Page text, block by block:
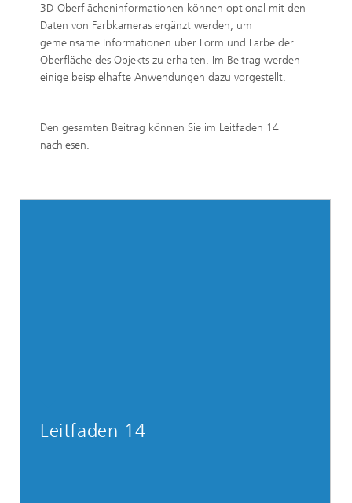
3D-Oberflächeninformationen können optional mit den
Daten von Farbkameras ergänzt werden, um
gemeinsame Informationen über Form und Farbe der
Oberfläche des Objekts zu erhalten. Im Beitrag werden
einige beispielhafte Anwendungen dazu vorgestellt.
Den gesamten Beitrag können Sie im Leitfaden 14
nachlesen.
Leitfaden 14